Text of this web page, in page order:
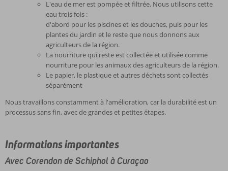
L'eau de mer est pompée et filtrée. Nous utilisons cette
eau trois fois :
d'abord pour les piscines et les douches, puis pour les
plantes du jardin et le reste que nous donnons aux
agriculteurs de la région.
La nourriture qui reste est collectée et utilisée comme
nourriture pour les animaux des agriculteurs de la région.
Le papier, le plastique et autres déchets sont collectés
séparément
Nous travaillons constamment à l'amélioration, car la durabilité est un
processus sans fin, avec de grandes et petites étapes.
Informations importantes
Avec Corendon de Schiphol à Curaçao